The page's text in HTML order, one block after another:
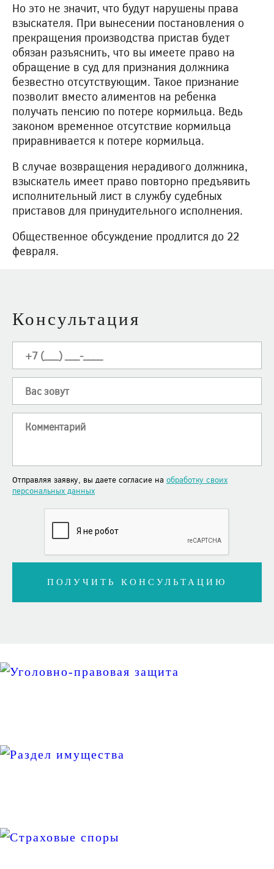
Но это не значит, что будут нарушены права
взыскателя. При вынесении постановления о
прекращения производства пристав будет
обязан разъяснить, что вы имеете право на
обращение в суд для признания должника
безвестно отсутствующим. Такое признание
позволит вместо алиментов на ребенка
получать пенсию по потере кормильца. Ведь
законом временное отсутствие кормильца
приравнивается к потере кормильца.
В случае возвращения нерадивого должника,
взыскатель имеет право повторно предъявить
исполнительный лист в службу судебных
приставов для принудительного исполнения.
Общественное обсуждение продлится до 22
февраля.
Консультация
Отправляя заявку, вы даете согласие на обработку своих
персональных данных